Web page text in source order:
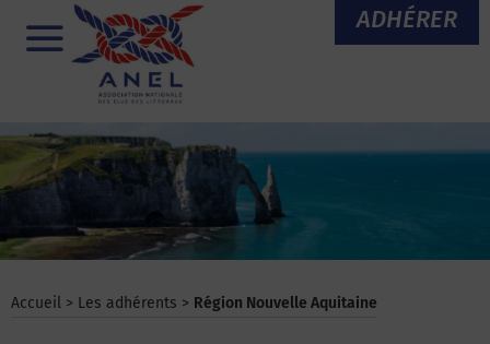
ADHÉRER
Menu
Accueil > Les adhérents > Région Nouvelle Aquitaine